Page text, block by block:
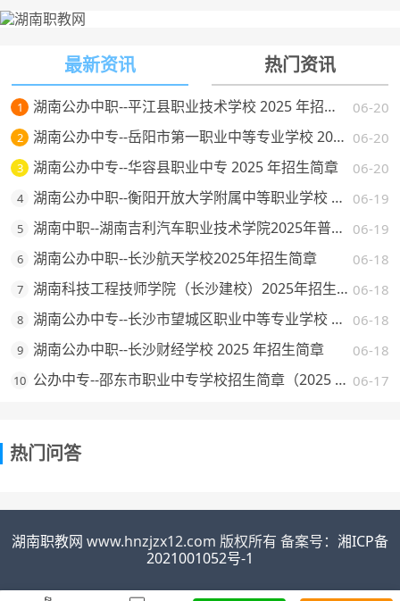
最新资讯 热门资讯
1 06-20
湖南公办中职--平江县职业技术学校 2025 年招生简章
2 06-20
湖南公办中专--岳阳市第一职业中等专业学校 2025 年招生简章
3 06-20
湖南公办中专--华容县职业中专 2025 年招生简章
4 06-19
湖南公办中职--衡阳开放大学附属中等职业学校 2025 年招生简章
5 06-19
湖南中职--湖南吉利汽车职业技术学院2025年普通高校招生章程
6 06-18
湖南公办中职--长沙航天学校2025年招生简章
7 06-18
湖南科技工程技师学院（长沙建校）2025年招生简章
8 06-18
湖南公办中专--长沙市望城区职业中等专业学校 2025 年招生简章
9 06-18
湖南公办中职--长沙财经学校 2025 年招生简章
10 06-17
公办中专--邵东市职业中专学校招生简章（2025 年）
热门问答
湖南职教网 www.hnzjzx12.com 版权所有 备案号： 湘ICP备
2021001052号-1